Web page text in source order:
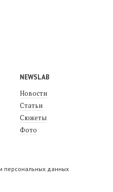
NEWSLAB
Новости
Статьи
Сюжеты
Фото
персональных данных